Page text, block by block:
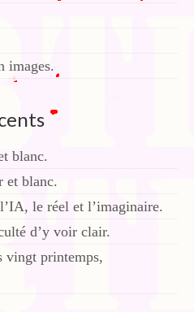
images.
blanc.
et blanc.
le réel et l’imaginaire.
d’y voir clair.
vingt printemps,